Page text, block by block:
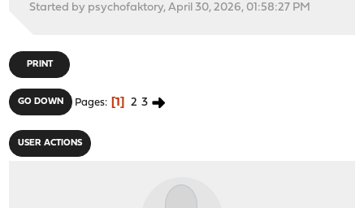
Started by psychofaktory, April 30, 2026, 01:58:27 PM
PRINT
GO DOWN Pages 1 2 3
USER ACTIONS